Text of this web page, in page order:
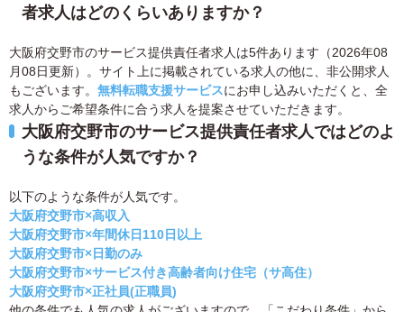
者求人はどのくらいありますか？
大阪府交野市のサービス提供責任者求人は5件あります（2026年08
月08日更新）。サイト上に掲載されている求人の他に、非公開求人
もございます。 無料転職支援サービスにお申し込みいただくと、全
求人からご希望条件に合う求人を提案させていただきます。
大阪府交野市のサービス提供責任者求人ではどのよ
うな条件が人気ですか？
以下のような条件が人気です。
大阪府交野市×高収入
大阪府交野市×年間休日110日以上
大阪府交野市×日勤のみ
大阪府交野市×サービス付き高齢者向け住宅（サ高住）
大阪府交野市×正社員(正職員)